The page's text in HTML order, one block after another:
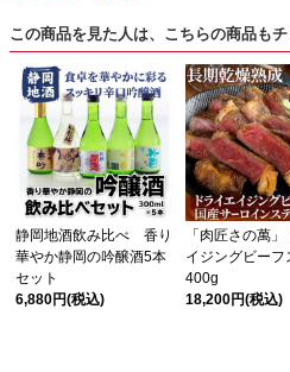
この商品を見た人は、こちらの商品もチ
静岡地酒飲み比べ 香り
華やか静岡の吟醸酒5本
セット
6,880円(税込)
「肉匠さの萬
イジングビーフ
400g
18,200円(税込)